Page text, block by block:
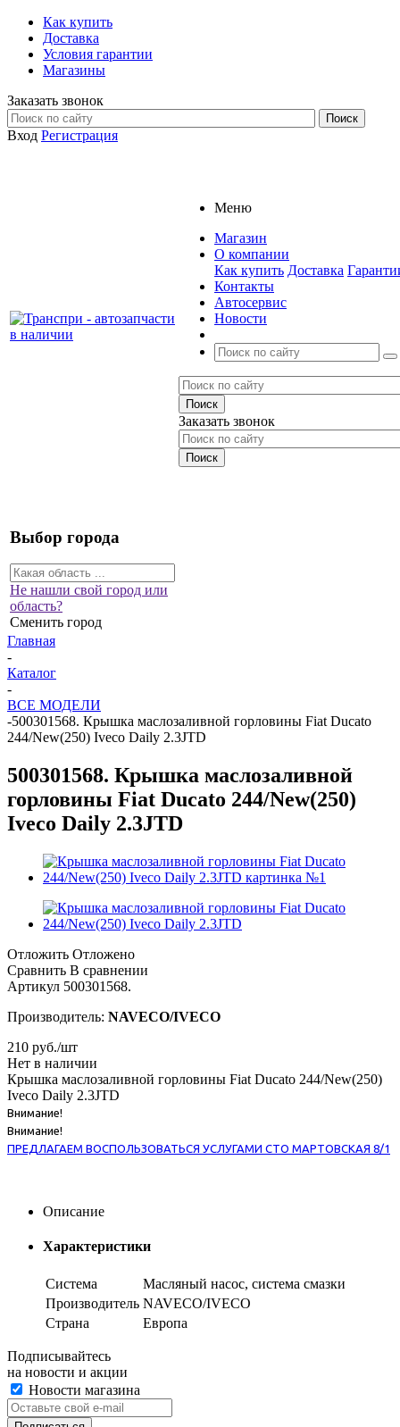
Как купить
Доставка
Условия гарантии
Магазины
Заказать звонок
Вход Регистрация
Меню
Магазин
О компании
Как купить Доставка
Контакты
Автосервис
Новости
Заказать звонок
Выбор города
Не нашли свой город или
область?
Сменить город
Главная
-
Каталог
-
ВСЕ МОДЕЛИ
-500301568. Крышка маслозаливной горловины Fiat Ducato
244/New(250) Iveco Daily 2.3JTD
500301568. Крышка маслозаливной
горловины Fiat Ducato 244/New(250)
Iveco Daily 2.3JTD
Отложить Отложено
Сравнить В сравнении
Артикул 500301568.
Производитель: NAVECO/IVECO
210 руб./шт
Нет в наличии
Крышка маслозаливной горловины Fiat Ducato 244/New(250)
Iveco Daily 2.3JTD
Внимание!
Внимание!
ПРЕДЛАГАЕМ ВОСПОЛЬЗОВАТЬСЯ УСЛУГАМИ СТО МАРТОВСКАЯ 8/1
Описание
Характеристики
Система
Масляный насос, система смазки
Производитель NAVECO/IVECO
Страна
Европа
Подписывайтесь
на новости и акции
Новости магазина